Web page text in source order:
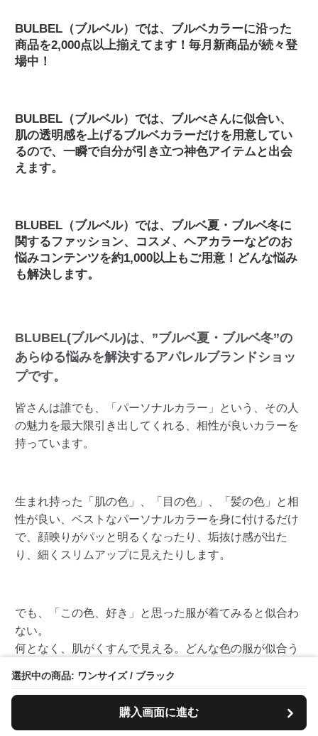
選択中の商品: ワンサイズ / ブラック
購入画面に進む
BULBEL（ブルベル）では、ブルベカラーに沿った
商品を2,000点以上揃えてます！毎月新商品が続々登
場中！
BULBEL（ブルベル）では、ブルべさんに似合い、
肌の透明感を上げるブルベカラーだけを用意してい
るので、一瞬で自分が引き立つ神色アイテムと出会
えます。
BLUBEL（ブルベル）では、ブルベ夏・ブルベ冬に
関するファッション、コスメ、ヘアカラーなどのお
悩みコンテンツを約1,000以上もご用意！どんな悩み
も解決します。
BLUBEL(ブルベル)は、”ブルベ夏・ブルベ冬”の
あらゆる悩みを解決するアパレルブランドショッ
プです。
皆さんは誰でも、「パーソナルカラー」という、その人
の魅力を最大限引き出してくれる、相性が良いカラーを
持っています。
生まれ持った「肌の色」、「目の色」、「髪の色」と相
性が良い、ベストなパーソナルカラーを身に付けるだけ
で、顔映りがパッと明るくなったり、垢抜け感が出た
り、細くスリムアップに見えたりします。
でも、「この色、好き」と思った服が着てみると似合わ
ない。
何となく、肌がくすんで見える。どんな色の服が似合う
という声を数多くいただきました。